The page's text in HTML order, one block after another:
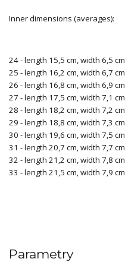
Inner dimensions (averages):
24 - length 15,5 cm, width 6,5 cm
25 - length 16,2 cm, width 6,7 cm
26 - length 16,8 cm, width 6,9 cm
27 - length 17,5 cm, width 7,1 cm
28 - length 18,2 cm, width 7,2 cm
29 - length 18,8 cm, width 7,3 cm
30 - length 19,6 cm, width 7,5 cm
31 - length 20,7 cm, width 7,7 cm
32 - length 21,2 cm, width 7,8 cm
33 - length 21,5 cm, width 7,9 cm
Parametry